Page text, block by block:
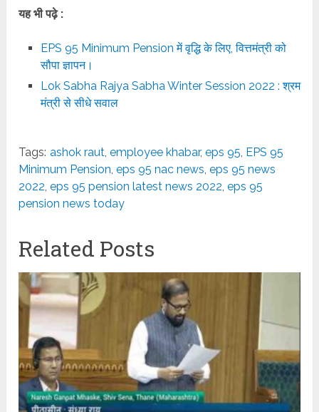
यह भी पढ़े :
EPS 95 Minimum Pension में वृद्धि के लिए, वित्तमंत्री को
सौपा ज्ञापन।
Lok Sabha Rajya Sabha Winter Session 2022 : श्रम
मंत्री से सीधे सवाल
Tags: ashok raut ,employee khabar,eps 95 EPS 95
Minimum Pension ,eps 95 nac news ,eps 95 news
2022 ,eps 95 pension latest news 2022 ,eps 95
pension news today
Related Posts